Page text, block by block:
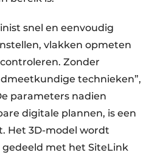
snel en eenvoudig
vlakken opmeten
Zonder
technieken”,
parameters nadien
digitale plannen, is een
Het 3D-model wordt
met het SiteLink